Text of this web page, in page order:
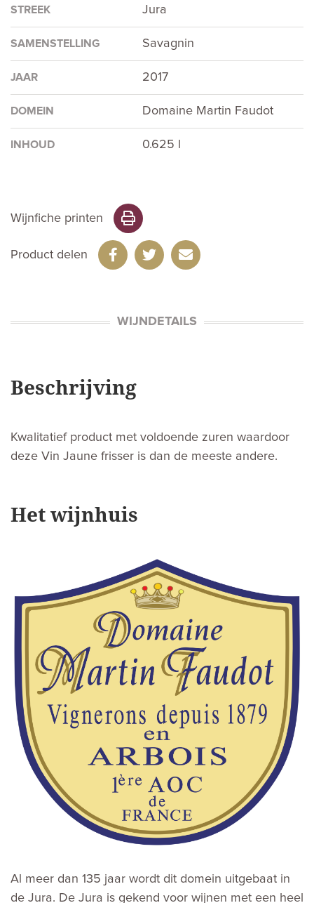
STREEK Jura
SAMENSTELLING Savagnin
JAAR 2017
DOMEIN Domaine Martin Faudot
INHOUD 0.625 l
Wijnfiche printen
Product delen
WIJNDETAILS
Beschrijving
Kwalitatief product met voldoende zuren waardoor
deze Vin Jaune frisser is dan de meeste andere.
Het wijnhuis
Al meer dan 135 jaar wordt dit domein uitgebaat in
de Jura. De Jura is gekend voor wijnen met een heel